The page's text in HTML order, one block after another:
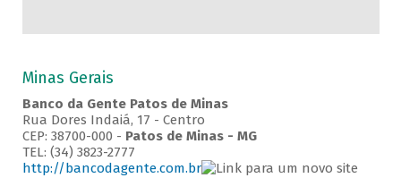
Minas Gerais
Banco da Gente Patos de Minas
Rua Dores Indaiá, 17 - Centro
CEP: 38700-000 - Patos de Minas - MG
TEL: (34) 3823-2777
http://bancodagente.com.br